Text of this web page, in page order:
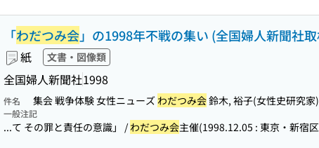
「わだつみ会」の1998年不戦の集い (全国婦人新聞社
紙 文書・図像類
全国婦人新聞社1998
件名 集会 戦争体験 女性ニューズ わだつみ会鈴木, 裕子(女性史研究
一般注記
...て その罪と責任の意識」 /わだつみ会主催(1998.12.05 : 東京・新宿